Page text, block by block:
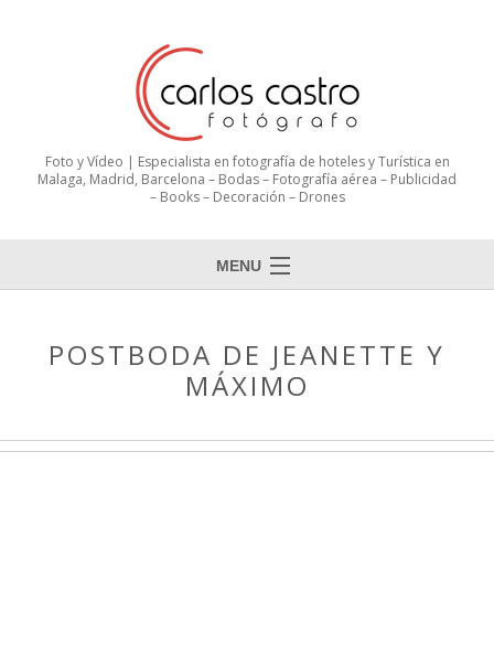
Foto y Vídeo | Especialista en fotografía de hoteles y Turística en
Malaga, Madrid, Barcelona – Bodas – Fotografía aérea – Publicidad
– Books – Decoración – Drones
MENU
POSTBODA DE JEANETTE Y
MÁXIMO